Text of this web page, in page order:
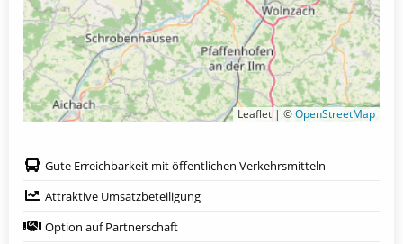
Leaflet | ©OpenStreetMap
Gute Erreichbarkeit mit öffentlichen Verkehrsmitteln
Attraktive Umsatzbeteiligung
Option auf Partnerschaft